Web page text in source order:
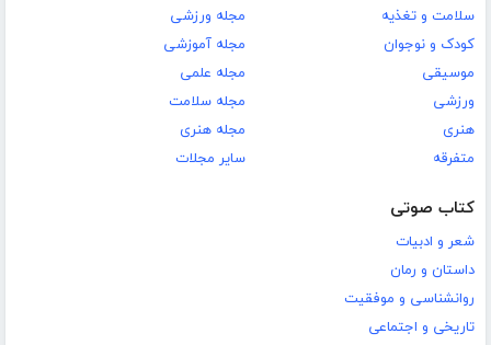
سلامت و تغذیه
کودک و نوجوان
موسیقی
ورزشی
هنری
متفرقه
مجله ورزشی
مجله آموزشی
مجله علمی
مجله سلامت
مجله هنری
سایر مجلات
کتاب صوتی
شعر و ادبیات
داستان و رمان
روانشناسی و موفقیت
تاریخی و اجتماعی